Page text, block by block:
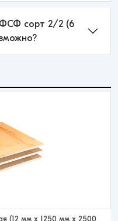
ФСФ сорт 2/2 (6
(12 мм x 1250 мм x 2500